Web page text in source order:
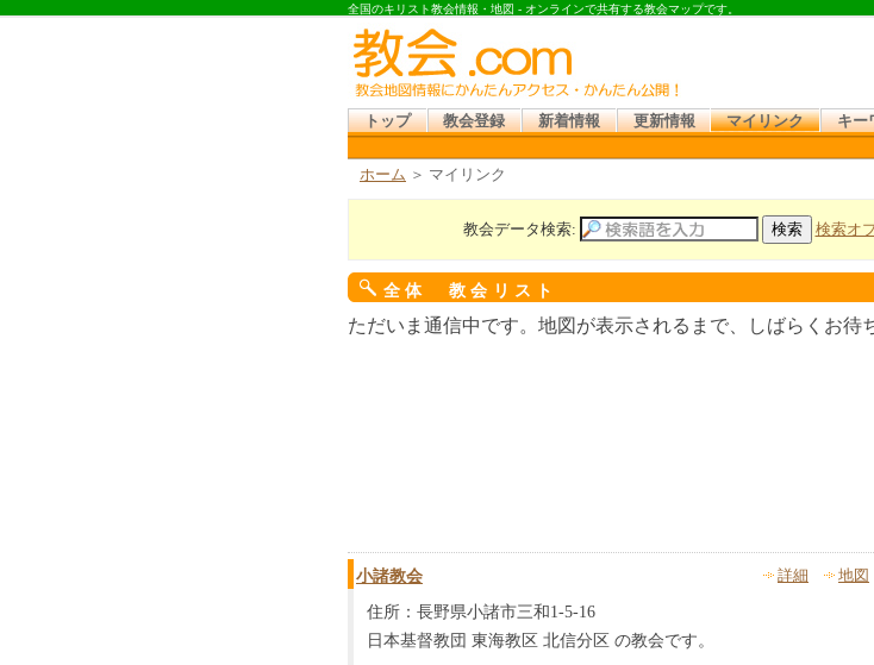
全国のキリスト教会情報・地図 - オンラインで共有する教会マップです。
トップ 教会登録 新着情報 更新情報 マイリンク キー
ホーム ＞ マイリンク
教会データ検索: 検索オ
全体 教会リスト
ただいま通信中です。地図が表示されるまで、しばらくお待
小諸教会 詳細 地図
住所：長野県小諸市三和1-5-16
日本基督教団 東海教区 北信分区 の教会です。